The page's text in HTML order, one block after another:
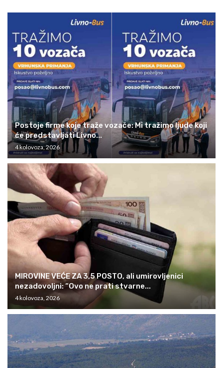
Postoje firme koje traže vozače: Mi tražimo ljude koji
će predstavljati Livno...
4 kolovoza, 2026
MIROVINE VEĆE ZA 3,5 POSTO, ali umirovljenici
nezadovoljni: “Ovo ne prati stvarne...
4 kolovoza, 2026